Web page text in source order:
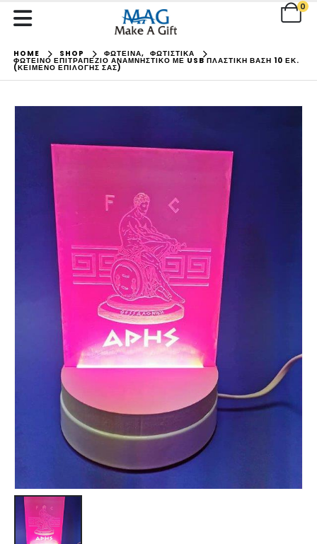
0
HOME SHOP ΦΩΤΕΙΝΑ, ΦΩΤΙΣΤΙΚΑ
ΦΩΤΕΙΝΌ ΕΠΙΤΡΑΠΈΖΙΟ ΑΝΑΜΝΗΣΤΙΚΌ ΜΕ USB ΠΛΑΣΤΙΚΉ ΒΆΣΗ 10 ΕΚ.
(ΚΕΊΜΕΝΟ ΕΠΙΛΟΓΉΣ ΣΑΣ)